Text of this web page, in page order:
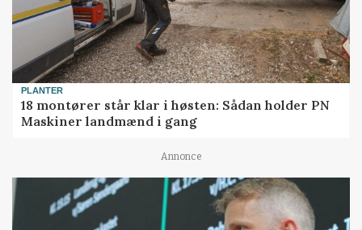
PLANTER
18 montører står klar i høsten: Sådan holder PN
Maskiner landmænd i gang
Annonce